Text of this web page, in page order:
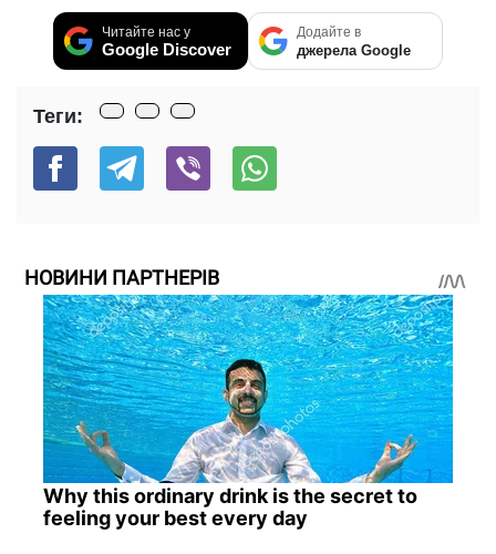
Читайте нас у
Google Discover
Додайте в
джерела Google
Теги:
НОВИНИ ПАРТНЕРІВ
Why this ordinary drink is the secret to
feeling your best every day